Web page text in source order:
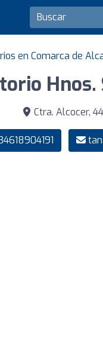
en Comarca de
Ctra. Alcocer,